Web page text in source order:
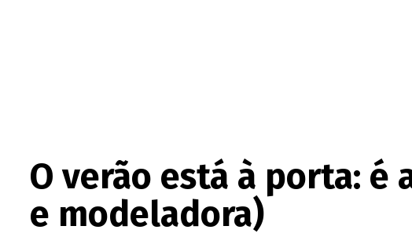
O verão está à porta:
e modeladora)